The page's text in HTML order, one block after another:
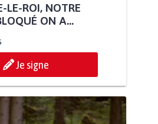
LE-ROI, NOTRE
ON A...
Je signe